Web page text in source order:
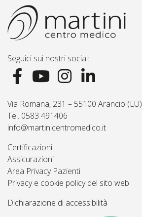
Seguici sui nostri social:
Via Romana, 231 – 55100 Arancio (LU)
Tel. 0583 491406
info@martinicentromedico.it
Certificazioni
Assicurazioni
Area Privacy Pazienti
Privacy e cookie policy del sito web
Dichiarazione di accessibilità